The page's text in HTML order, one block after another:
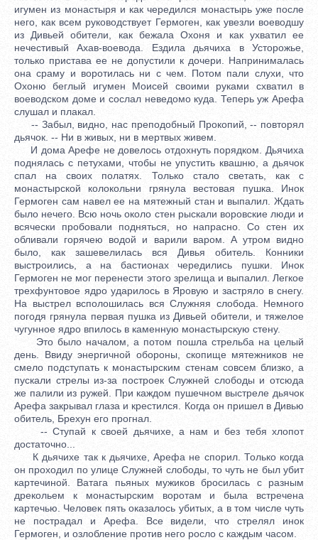
игумен из монастыря и как чередился монастырь уже после
него, как всем руководствует Гермоген, как увезли воеводшу
из Дивьей обители, как бежала Охоня и как ухватил ее
нечестивый Ахав-воевода. Ездила дьячиха в Усторожье,
только пристава ее не допустили к дочери. Напринималась
она сраму и воротилась ни с чем. Потом пали слухи, что
Охоню беглый игумен Моисей своими руками схватил в
воеводском доме и сослал неведомо куда. Теперь уж Арефа
слушал и плакал.
-- Забыл, видно, нас преподобный Прокопий, -- повторял
дьячок. -- Ни в живых, ни в мертвых живем.
И дома Арефе не довелось отдохнуть порядком. Дьячиха
поднялась с петухами, чтобы не упустить квашню, а дьячок
спал на своих полатях. Только стало светать, как с
монастырской колокольни грянула вестовая пушка. Инок
Гермоген сам навел ее на мятежный стан и выпалил. Ждать
было нечего. Всю ночь около стен рыскали воровские люди и
всячески пробовали подняться, но напрасно. Со стен их
обливали горячею водой и варили варом. А утром видно
было, как зашевелилась вся Дивья обитель. Конники
выстроились, а на бастионах чередились пушки. Инок
Гермоген не мог перенести этого зрелища и выпалил. Легкое
трехфунтовое ядро ударилось в Яровую и застряло в снегу.
На выстрел всполошилась вся Служняя слобода. Немного
погодя грянула первая пушка из Дивьей обители, и тяжелое
чугунное ядро впилось в каменную монастырскую стену.
Это было началом, а потом пошла стрельба на целый
день. Ввиду энергичной обороны, скопище мятежников не
смело подступать к монастырским стенам совсем близко, а
пускали стрелы из-за построек Служней слободы и отсюда
же палили из ружей. При каждом пушечном выстреле дьячок
Арефа закрывал глаза и крестился. Когда он пришел в Дивью
обитель, Брехун его прогнал.
-- Ступай к своей дьячихе, а нам и без тебя хлопот
достаточно...
К дьячихе так к дьячихе, Арефа не спорил. Только когда
он проходил по улице Служней слободы, то чуть не был убит
картечиной. Ватага пьяных мужиков бросилась с разным
дрекольем к монастырским воротам и была встречена
картечью. Человек пять оказалось убитых, а в том числе чуть
не пострадал и Арефа. Все видели, что стрелял инок
Гермоген, и озлобление против него росло с каждым часом.